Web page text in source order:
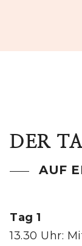
DER
AUF
Tag 1
13.30 Uhr: